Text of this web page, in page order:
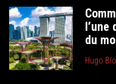
l’une
du
Hugo